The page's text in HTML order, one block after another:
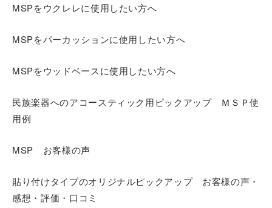
MSPをウクレレに使用したい方へ
MSPをパーカッションに使用したい方へ
MSPをウッドベースに使用したい方へ
民族楽器へのアコースティック用ピックアップ ＭＳＰ使
用例
MSP お客様の声
貼り付けタイプのオリジナルピックアップ お客様の声・
感想・評価・口コミ